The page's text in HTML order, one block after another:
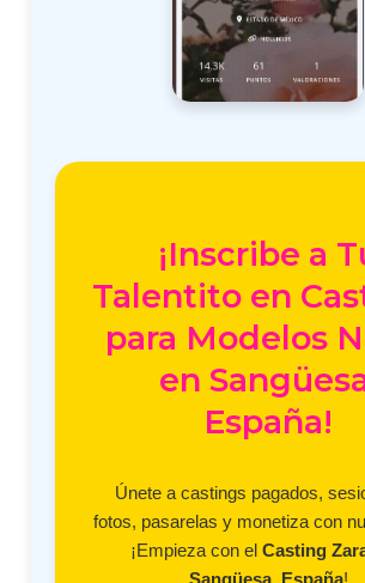
¡Inscribe a
Talentito en
para Modelos
en
España!
Únete a castings pagados,
fotos, pasarelas y monetiza con
¡Empieza con el Casting